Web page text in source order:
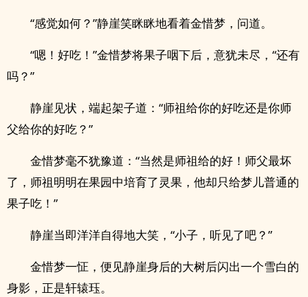
“感觉如何？”静崖笑眯眯地看着金惜梦，问道。
“嗯！好吃！”金惜梦将果子咽下后，意犹未尽，“还有
吗？”
静崖见状，端起架子道：“师祖给你的好吃还是你师
父给你的好吃？”
金惜梦毫不犹豫道：“当然是师祖给的好！师父最坏
了，师祖明明在果园中培育了灵果，他却只给梦儿普通的
果子吃！”
静崖当即洋洋自得地大笑，“小子，听见了吧？”
金惜梦一怔，便见静崖身后的大树后闪出一个雪白的
身影，正是轩辕珏。